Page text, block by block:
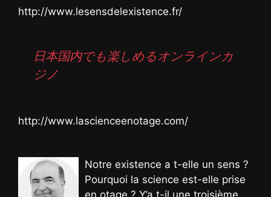
http://www.lesensdelexistence.fr/
日本国内でも楽しめるオンラインカ
ジノ
http://www.lascienceenotage.com/
Notre existence a t-elle un sens ?
Pourquoi la science est-elle prise
en otage ? Y’a t-il une troisième